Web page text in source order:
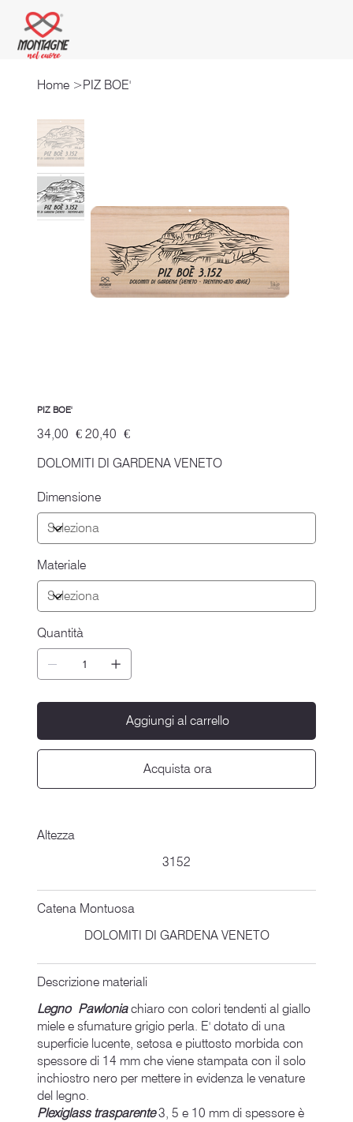
Home >PIZ BOE'
PIZ BOE'
Prezzo
originale
34,00 € Prezzo
scontato
20,40 €
DOLOMITI DI GARDENA VENETO
Dimensione
Materiale
Quantità
Aggiungi al carrello
Acquista ora
Altezza
3152
Catena Montuosa
DOLOMITI DI GARDENA VENETO
Descrizione materiali
Legno Pawloniachiaro con colori tendenti al giallo
miele e sfumature grigio perla. E' dotato di una
superficie lucente, setosa e piuttosto morbida con
spessore di 14 mm che viene stampata con il solo
inchiostro nero per mettere in evidenza le venature
del legno.
Plexiglass trasparente3, 5 e 10 mm di spessore è